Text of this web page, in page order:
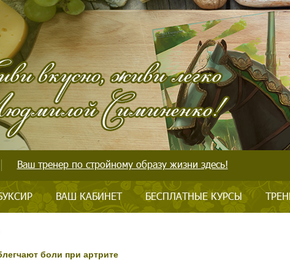
Ваш тренер по стройному образу жизни здесь!
ВАШ КАБИНЕТ БЕСПЛАТНЫЕ КУРСЫ
боли при артрите